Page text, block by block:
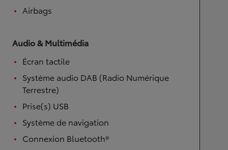
Airbags
Audio & Multimédia
Écran tactile
Système audio DAB (Radio Numérique
Terrestre)
Prise(s) USB
Système de navigation
Connexion Bluetooth®